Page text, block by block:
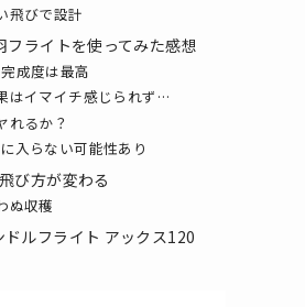
飛びで設計
フライトを使ってみた感想
成度は最高
はイマイチ感じられず…
れるか？
入らない可能性あり
び方が変わる
ぬ収穫
ドルフライト アックス120